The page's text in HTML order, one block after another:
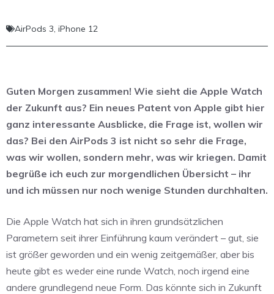
AirPods 3, iPhone 12
Guten Morgen zusammen! Wie sieht die Apple Watch
der Zukunft aus? Ein neues Patent von Apple gibt hier
ganz interessante Ausblicke, die Frage ist, wollen wir
das? Bei den AirPods 3 ist nicht so sehr die Frage,
was wir wollen, sondern mehr, was wir kriegen. Damit
begrüße ich euch zur morgendlichen Übersicht – ihr
und ich müssen nur noch wenige Stunden durchhalten.
Die Apple Watch hat sich in ihren grundsätzlichen
Parametern seit ihrer Einführung kaum verändert – gut, sie
ist größer geworden und ein wenig zeitgemäßer, aber bis
heute gibt es weder eine runde Watch, noch irgend eine
andere grundlegend neue Form. Das könnte sich in Zukunft